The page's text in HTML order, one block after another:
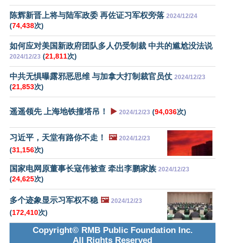
陈辉新晋上将与陆军政委 再佐证习军权旁落 2024/12/24
(74,438次)
如何应对美国新政府团队多人仍受制裁 中共的尴尬没法说
2024/12/23 (21,811次)
中共无惧曝露邪恶思维 与加拿大打制裁官员仗 2024/12/23
(21,853次)
遥遥领先 上海地铁撞塔吊！ ▶️ 2024/12/23 (94,036次)
习近平，天堂有路你不走！ 🖼️ 2024/12/23
(31,156次)
国家电网原董事长寇伟被查 牵出李鹏家族 2024/12/23
(24,625次)
多个迹象显示习军权不稳 🖼️ 2024/12/23
(172,410次)
Copyright© RMB Public Foundation Inc.
All Rights Reserved